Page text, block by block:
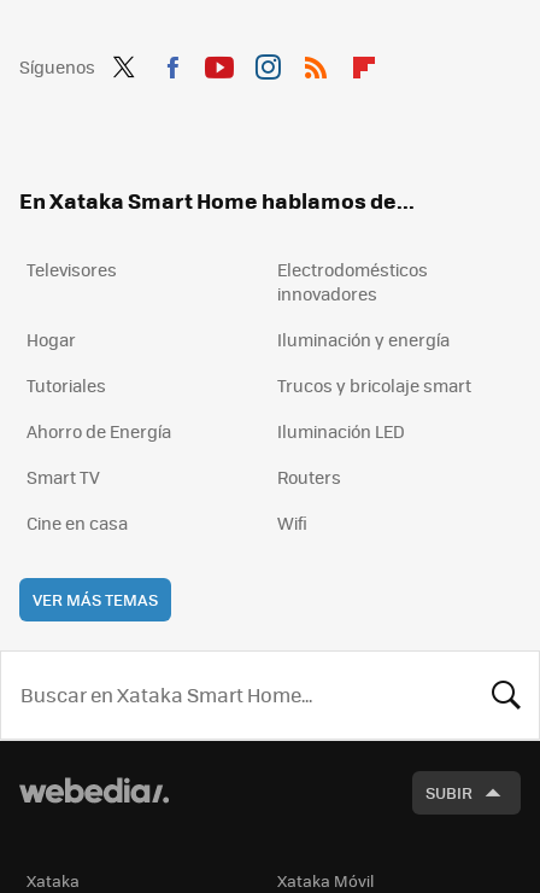
Síguenos
En Xataka Smart Home hablamos de...
Televisores
Electrodomésticos
innovadores
Hogar
Iluminación y energía
Tutoriales
Trucos y bricolaje smart
Ahorro de Energía
Iluminación LED
Smart TV
Routers
Cine en casa
Wifi
VER MÁS TEMAS
SUBIR
Xataka Xataka Móvil